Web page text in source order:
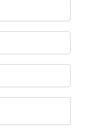
jue vie b m